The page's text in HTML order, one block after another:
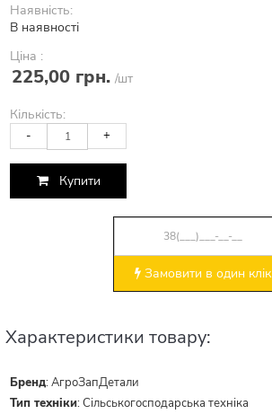
Наявність:
В наявності
Ціна :
225,00 грн. /шт
Кількість:
- +
Купити
Замовити в один клік
Характеристики товару:
Бренд:АгроЗапДетали
Тип техніки:Сільськогосподарська техніка